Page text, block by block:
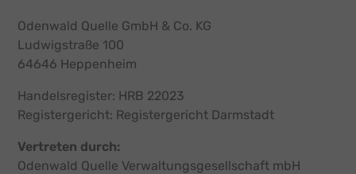
Odenwald Quelle GmbH & Co. KG
Ludwigstraße 100
64646 Heppenheim
Handelsregister: HRB 22023
Registergericht: Registergericht Darmstadt
Vertreten durch:
Odenwald Quelle Verwaltungsgesellschaft mbH